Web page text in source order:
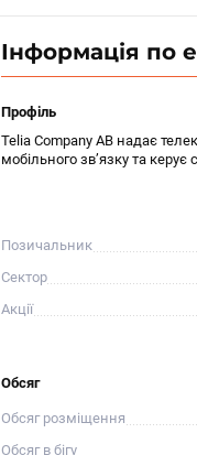
Інформація по
Профіль
Telia Company AB надає
мобільного зв’язку та
Позичальник
Сектор
Акції
Обсяг
Обсяг розміщення
Обсяг в бігу